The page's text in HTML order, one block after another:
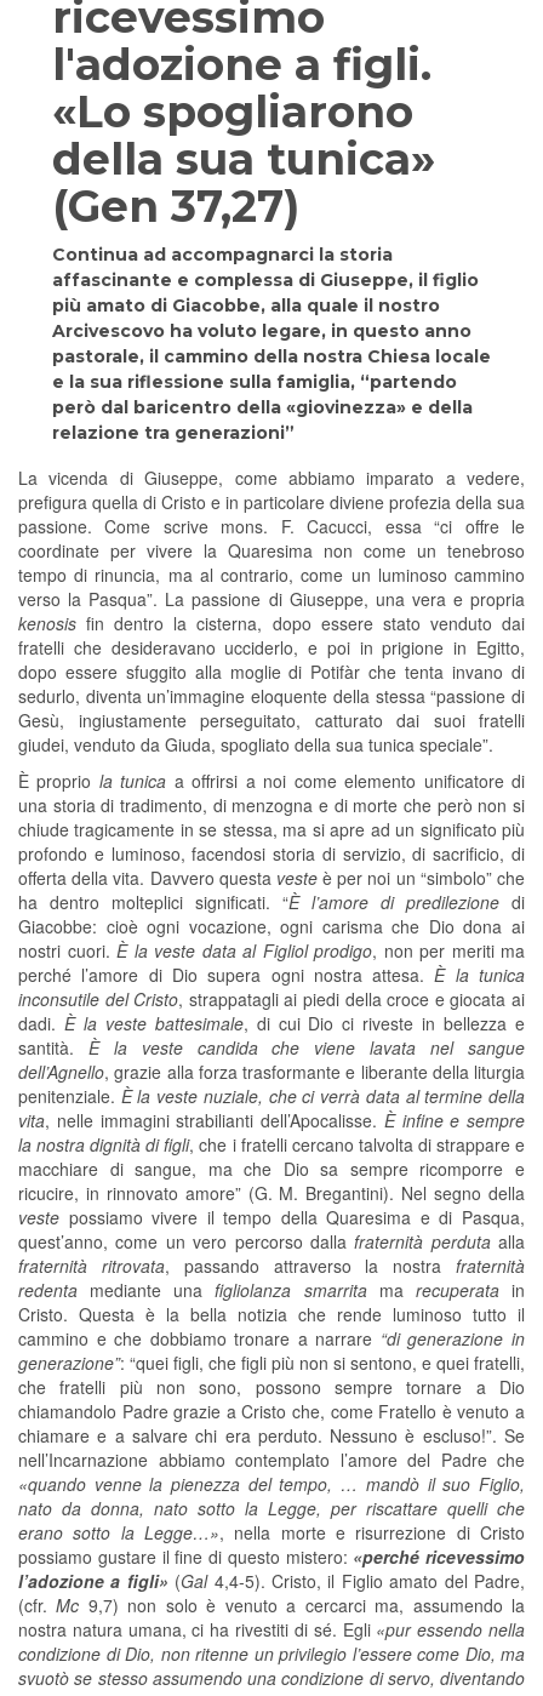
ricevessimo
l'adozione a figli.
«Lo spogliarono
della sua tunica»
(Gen 37,27)
Continua ad accompagnarci la storia
affascinante e complessa di Giuseppe, il figlio
più amato di Giacobbe, alla quale il nostro
Arcivescovo ha voluto legare, in questo anno
pastorale, il cammino della nostra Chiesa locale
e la sua riflessione sulla famiglia, “partendo
però dal baricentro della «giovinezza» e della
relazione tra generazioni”
La vicenda di Giuseppe, come abbiamo imparato a vedere,
prefigura quella di Cristo e in particolare diviene profezia della sua
passione. Come scrive mons. F. Cacucci, essa “ci offre le
coordinate per vivere la Quaresima non come un tenebroso
tempo di rinuncia, ma al contrario, come un luminoso cammino
verso la Pasqua”. La passione di Giuseppe, una vera e propria
kenosis fin dentro la cisterna, dopo essere stato venduto dai
fratelli che desideravano ucciderlo, e poi in prigione in Egitto,
dopo essere sfuggito alla moglie di Potifàr che tenta invano di
sedurlo, diventa un’immagine eloquente della stessa “passione di
Gesù, ingiustamente perseguitato, catturato dai suoi fratelli
giudei, venduto da Giuda, spogliato della sua tunica speciale”.
È proprio la tunica a offrirsi a noi come elemento unificatore di
una storia di tradimento, di menzogna e di morte che però non si
chiude tragicamente in se stessa, ma si apre ad un significato più
profondo e luminoso, facendosi storia di servizio, di sacrificio, di
offerta della vita. Davvero questa vesteè per noi un “simbolo” che
ha dentro molteplici significati. “È l’amore di predilezione di
Giacobbe: cioè ogni vocazione, ogni carisma che Dio dona ai
nostri cuori. È la veste data al Figliol prodigo, non per meriti ma
perché l’amore di Dio supera ogni nostra attesa.È la tunica
inconsutile del Cristo, strappatagli ai piedi della croce e giocata ai
dadi. È la veste battesimale, di cui Dio ci riveste in bellezza e
santità. È la veste candida che viene lavata nel sangue
dell’Agnello, grazie alla forza trasformante e liberante della liturgia
penitenziale. È la veste nuziale, che ci verrà data al termine della
vita, nelle immagini strabilianti dell’Apocalisse. È infine e sempre
la nostra dignità di figli, che i fratelli cercano talvolta di strappare e
macchiare di sangue, ma che Dio sa sempre ricomporre e
ricucire, in rinnovato amore” (G. M. Bregantini). Nel segno della
veste possiamo vivere il tempo della Quaresima e di Pasqua,
quest’anno, come un vero percorso dallafraternità perduta alla
fraternità ritrovata, passando attraverso la nostrafraternità
redenta mediante unafigliolanza smarrita ma recuperatain
Cristo. Questa è la bella notizia che rende luminoso tutto il
cammino e che dobbiamo tronare a narrare “di generazione in
generazione”: “quei figli, che figli più non si sentono, e quei fratelli,
che fratelli più non sono, possono sempre tornare a Dio
chiamandolo Padre grazie a Cristo che, come Fratello è venuto a
chiamare e a salvare chi era perduto. Nessuno è escluso!”. Se
nell’Incarnazione abbiamo contemplato l’amore del Padre che
«quando venne la pienezza del tempo, … mandò il suo Figlio,
nato da donna, nato sotto la Legge, per riscattare quelli che
erano sotto la Legge…», nella morte e risurrezione di Cristo
possiamo gustare il fine di questo mistero: «perché ricevessimo
l’adozione a figli» (Gal4,4-5). Cristo, il Figlio amato del Padre,
(cfr.Mc 9,7) non solo è venuto a cercarci ma, assumendo la
nostra natura umana, ci ha rivestiti di sé. Egli «pur essendo nella
condizione di Dio, non ritenne un privilegio l’essere come Dio, ma
svuotò se stesso assumendo una condizione di servo, diventando